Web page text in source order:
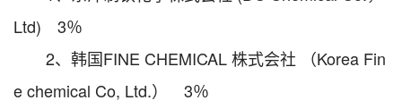
Ltd) 3％
2、韩国FINE CHEMICAL 株式会社 （Korea Fin
e chemical Co, Ltd.） 3％